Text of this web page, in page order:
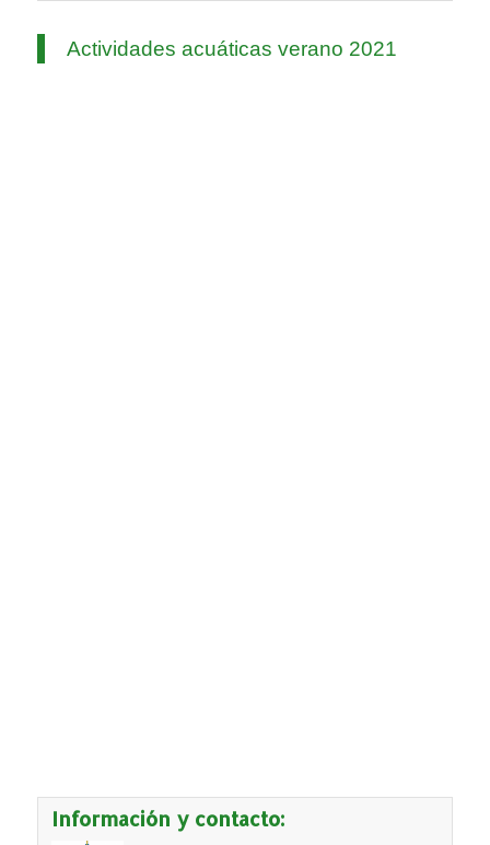
Actividades acuáticas verano 2021
Información y contacto: